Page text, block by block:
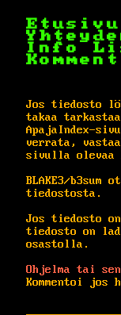
Info
Jos tiedosto
takaa
ApajaIndex-
verrata,
sivulla olevaa
BLAKE3/
tiedostosta.
Jos tiedosto
tiedosto on
osastolla.
Ohjelma tai
Kommentoi